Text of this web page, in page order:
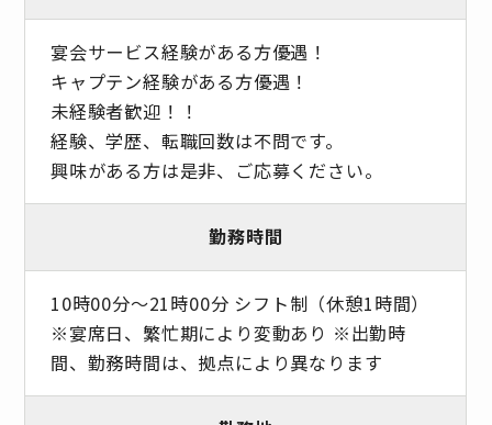
宴会サービス経験がある方優遇！
キャプテン経験がある方優遇！
未経験者歓迎！！
経験、学歴、転職回数は不問です。
興味がある方は是非、ご応募ください。
勤務時間
10時00分〜21時00分 シフト制（休憩1時間）
※宴席日、繁忙期により変動あり ※出勤時
間、勤務時間は、拠点により異なります